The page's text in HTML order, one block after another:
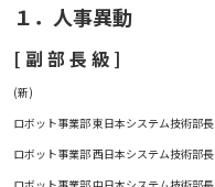
１．人事異動
[ 副 部 長 級 ]
(新)
ロボット事業部 東日本システム技術部長
ロボット事業部 西日本システム技術部長